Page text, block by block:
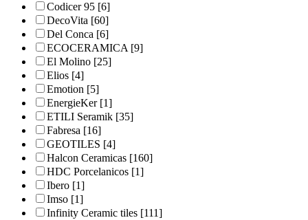
Codicer 95 [6]
DecoVita [60]
Del Conca [6]
ECOCERAMICA[9]
El Molino [25]
Elios [4]
Emotion [5]
EnergieKer[1]
ETILI Seramik [35]
Fabresa [16]
GEOTILES [4]
Halcon Ceramicas [160]
HDC Porcelanicos [1]
Ibero [1]
Imso [1]
Infinity Ceramic tiles [111]